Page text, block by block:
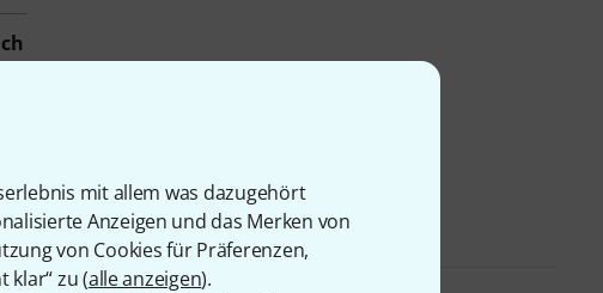
mit allem was dazugehört
Anzeigen und das Merken von
von Cookies für Präferenzen,
klar“ zu (alle anzeigen).